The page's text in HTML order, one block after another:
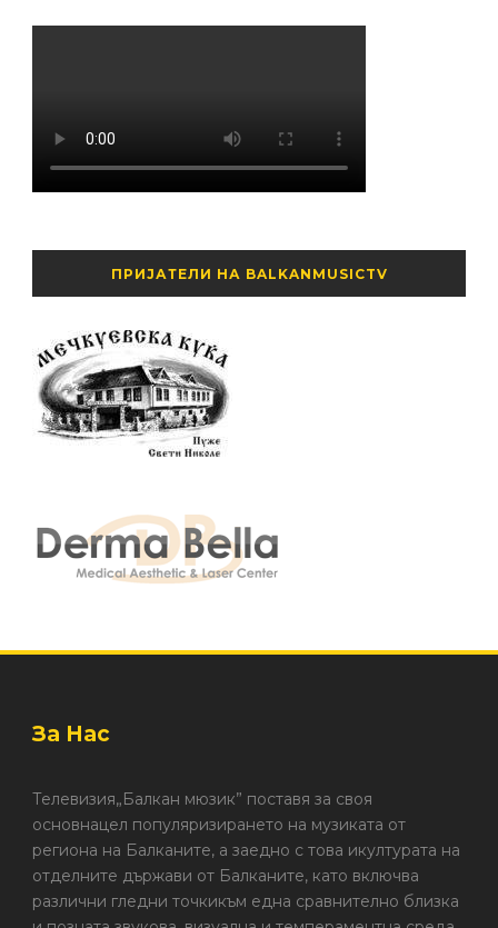
ПРИЈАТЕЛИ НА BALKANMUSICTV
За Нас
Телевизия„Балкан мюзик” поставя за своя
основнацел популяризирането на музиката от
региона на Балканите, а заедно с това икултурата на
отделните държави от Балканите, като включва
различни гледни точкикъм една сравнително близка